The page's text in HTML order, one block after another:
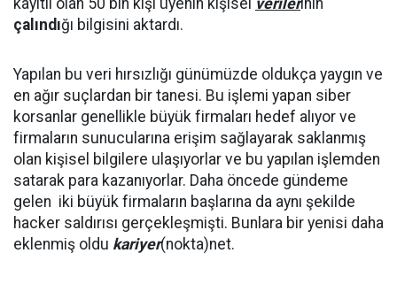
kayıtlı olan 50 bin kişi üyenin kişisel verilerinin
çalındığı bilgisini aktardı.
Yapılan bu veri hırsızlığı günümüzde oldukça yaygın ve
en ağır suçlardan bir tanesi. Bu işlemi yapan siber
korsanlar genellikle büyük firmaları hedef alıyor ve
firmaların sunucularına erişim sağlayarak saklanmış
olan kişisel bilgilere ulaşıyorlar ve bu yapılan işlemden
satarak para kazanıyorlar. Daha öncede gündeme
gelen iki büyük firmaların başlarına da aynı şekilde
hacker saldırısı gerçekleşmişti. Bunlara bir yenisi daha
eklenmiş oldu kariyer(nokta)net.